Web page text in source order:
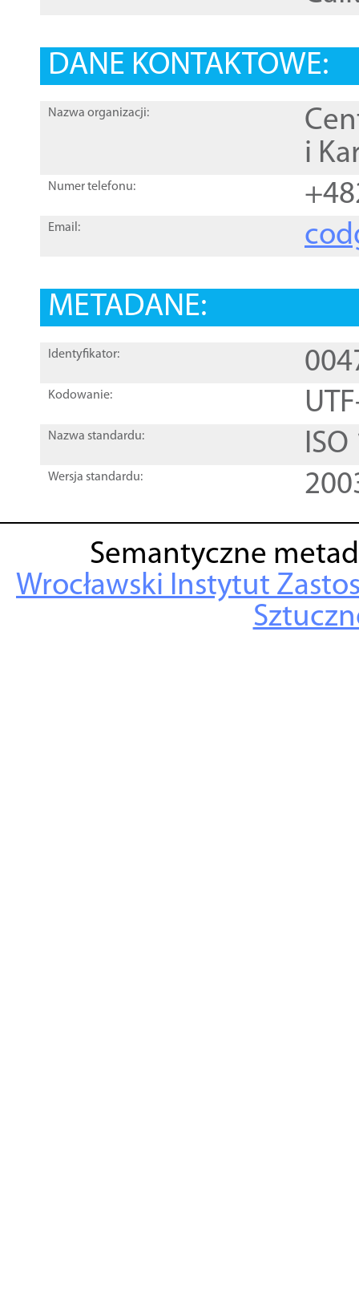
DANE KONTAKTOWE:
Nazwa organizacji:
i
Numer telefonu:
Email:
METADANE:
Identyfikator:
Kodowanie:
Nazwa standardu:
Wersja standardu:
Semantyczne
Wrocławski Instytut